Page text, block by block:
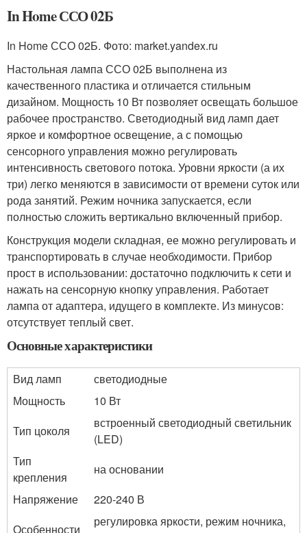
In Home ССО 02Б
In Home ССО 02Б. Фото: market.yandex.ru
Настольная лампа ССО 02Б выполнена из
качественного пластика и отличается стильным
дизайном. Мощность 10 Вт позволяет освещать большое
рабочее пространство. Светодиодный вид ламп дает
яркое и комфортное освещение, а с помощью
сенсорного управления можно регулировать
интенсивность светового потока. Уровни яркости (а их
три) легко меняются в зависимости от времени суток или
рода занятий. Режим ночника запускается, если
полностью сложить вертикально включенный прибор.
Конструкция модели складная, ее можно регулировать и
транспортировать в случае необходимости. Прибор
прост в использовании: достаточно подключить к сети и
нажать на сенсорную кнопку управления. Работает
лампа от адаптера, идущего в комплекте. Из минусов:
отсутствует теплый свет.
Основные характеристики
Вид ламп
светодиодные
Мощность
10 Вт
Тип цоколя
встроенный светодиодный светильник
(LED)
Тип
крепления
на основании
Напряжение
220-240 В
Особенности
регулировка яркости, режим ночника,